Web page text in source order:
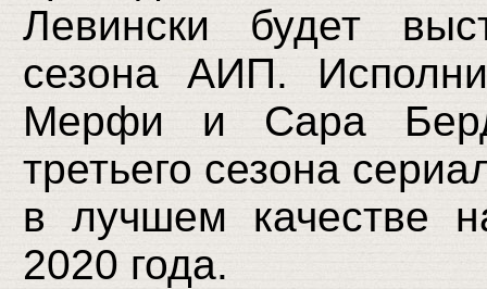
Левински будет
сезона АИП.
Мерфи и Сара
третьего сезона
в лучшем качестве
2020 года.